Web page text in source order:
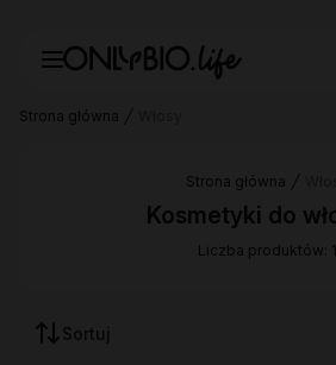
Strona główna
Strona główna
Kosmetyki do
Liczba produktów: 1
Sortuj